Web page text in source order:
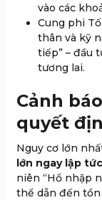
vào các
Cung phi
thân và kỹ
tiếp” – đầu
tương lai.
Cảnh
quyết
Nguy cơ lớn
lớn ngay lập
niên “Hổ nhập
thể dẫn đến